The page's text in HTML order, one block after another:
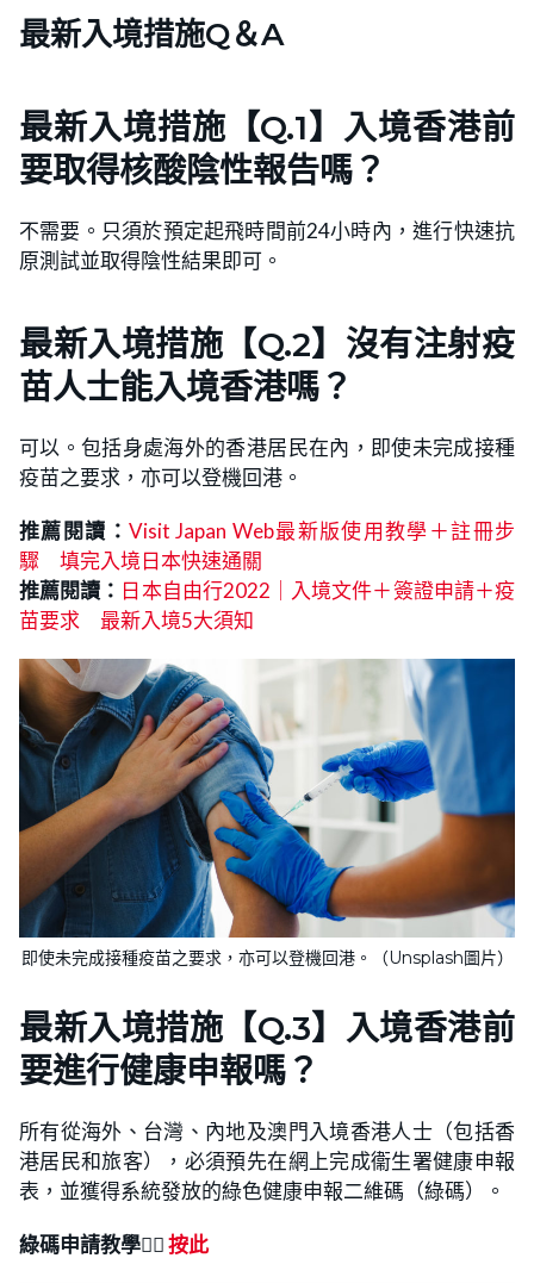
最新入境措施Q＆A
最新入境措施【Q.1】入境香港前
要取得核酸陰性報告嗎？
不需要。只須於預定起飛時間前24小時內，進行快速抗
原測試並取得陰性結果即可。
最新入境措施【Q.2】沒有注射疫
苗人士能入境香港嗎？
可以。包括身處海外的香港居民在內，即使未完成接種
疫苗之要求，亦可以登機回港。
推薦閱讀： Visit Japan Web最新版使用教學＋註冊步
驟 填完入境日本快速通關
推薦閱讀： 日本自由行2022｜入境文件＋簽證申請＋疫
苗要求 最新入境5大須知
即使未完成接種疫苗之要求，亦可以登機回港。（Unsplash圖片）
最新入境措施【Q.3】入境香港前
要進行健康申報嗎？
所有從海外、台灣、內地及澳門入境香港人士（包括香
港居民和旅客），必須預先在網上完成衞生署健康申報
表，並獲得系統發放的綠色健康申報二維碼（綠碼）。
綠碼申請教學👉🏻按此